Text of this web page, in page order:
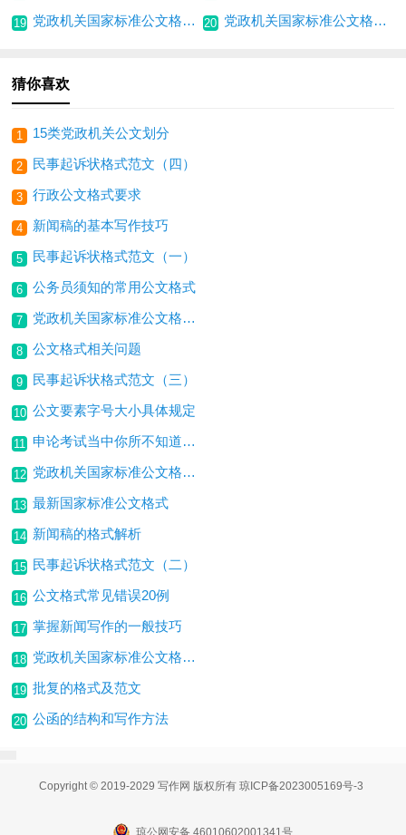
19 党政机关国家标准公文格式（二） 20 党政机关国家标准公文格式（一）
猜你喜欢
1 15类党政机关公文划分
2 民事起诉状格式范文（四）
3 行政公文格式要求
4 新闻稿的基本写作技巧
5 民事起诉状格式范文（一）
6 公务员须知的常用公文格式
7 党政机关国家标准公文格式（一）
8 公文格式相关问题
9 民事起诉状格式范文（三）
10 公文要素字号大小具体规定
11 申论考试当中你所不知道的公文格式？
12 党政机关国家标准公文格式（三）
13 最新国家标准公文格式
14 新闻稿的格式解析
15 民事起诉状格式范文（二）
16 公文格式常见错误20例
17 掌握新闻写作的一般技巧
18 党政机关国家标准公文格式（二）
19 批复的格式及范文
20 公函的结构和写作方法
Copyright © 2019-2029 写作网 版权所有 琼ICP备2023005169号-3
琼公网安备 46010602001341号